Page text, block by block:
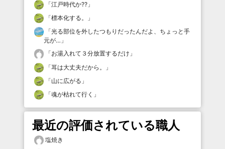
「江戸時代か⁇ 」
「標本化する。
」
「光る部位を外したつもりだったんだよ、ちょっと手
元が… 」
「お湯入れて３分放置するだけ 」
「耳は大丈夫だから。
」
「山に広がる 」
「魂が枯れて行く 」
最近の評価されている職人
塩焼き